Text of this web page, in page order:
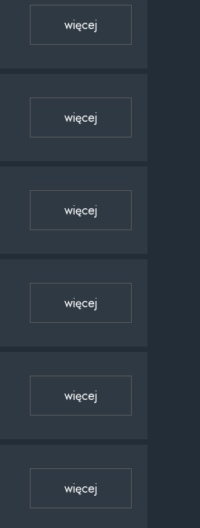
więcej
więcej
więcej
więcej
więcej
więcej